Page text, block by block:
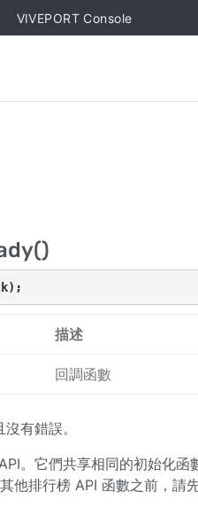
VIVEPORT Console
描述
回調函數
有錯誤。
。它們共享相同的初始化
他排行榜 API 函數之前，請